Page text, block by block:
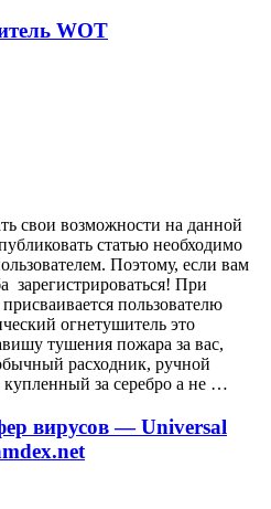
WOT
свои возможности на данной
статью необходимо
Поэтому, если вам
зарегистрироваться! При
пользователю
огнетушитель это
тушения пожара за вас,
расходник, ручной
за серебро а не …
вирусов — Universal